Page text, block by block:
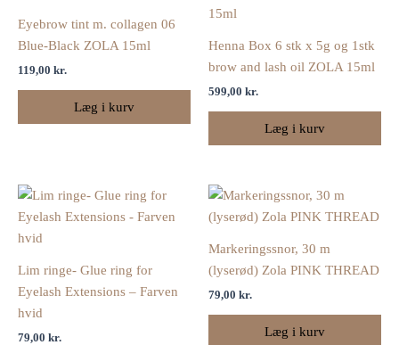
Eyebrow tint m. collagen 06
Blue-Black ZOLA 15ml
119,00 kr.
Læg i kurv
Henna Box 6 stk x 5g og 1stk
brow and lash oil ZOLA 15ml
599,00 kr.
Læg i kurv
Lim ringe- Glue ring for
Eyelash Extensions – Farven
hvid
79,00 kr.
Markeringssnor, 30 m
(lyserød) Zola PINK THREAD
79,00 kr.
Læg i kurv